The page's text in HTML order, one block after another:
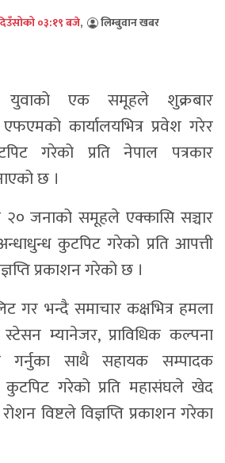
०३:१९ बजे, लिम्बुवान खबर
युवाको एक समूहले शुक्रबार
कार्यालयभित्र प्रवेश गरेर
गरेको प्रति नेपाल पत्रकार
छ ।
जनाको समूहले एक्कासि सञ्चार
कुटपिट गरेको प्रति आपत्ती
प्रकाशन गरेको छ ।
गर भन्दै समाचार कक्षभित्र हमला
म्यानेजर, प्राविधिक कल्पना
गर्नुका साथै सहायक सम्पादक
कुटपिट गरेको प्रति महासंघले खेद
विष्टले विज्ञप्ति प्रकाशन गरेका